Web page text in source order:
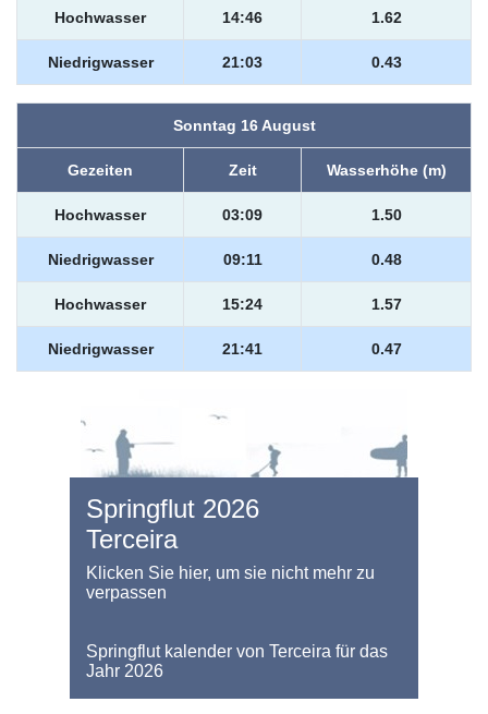
Hochwasser 14:46 1.62
Niedrigwasser 21:03 0.43
Sonntag 16 August
Gezeiten Zeit Wasserhöhe (m)
Hochwasser 03:09 1.50
Niedrigwasser 09:11 0.48
Hochwasser 15:24 1.57
Niedrigwasser 21:41 0.47
Springflut 2026
Terceira
Klicken Sie hier, um sie nicht mehr zu
verpassen
Springflut kalender von Terceira für das
Jahr 2026